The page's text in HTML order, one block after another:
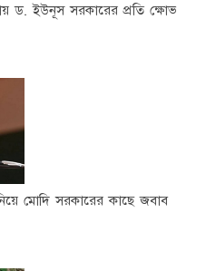
ড. ইউনূস সরকারের প্রতি ক্ষোভ
মোদি সরকারের কাছে জবাব